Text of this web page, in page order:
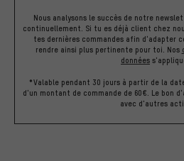
Nous analysons le succès de notre
continuellement. Si tu es déjà client chez
tes dernières commandes afin d'adapter
rendre ainsi plus pertinente pour toi. Nos
données
*Valable pendant 30 jours à partir de la
d'un montant de commande de 60€. Le bon
avec d'autres